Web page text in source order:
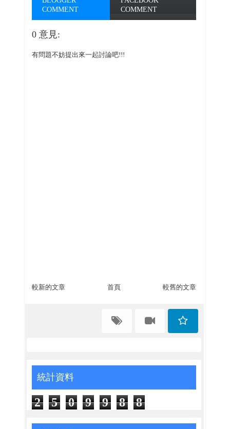
COMMENT
COMMENT
0 意見:
有問題不妨提出來一起討論吧!!!
較新的文章 較舊的文章
首頁
統計資料
2 5 0 9 9 8 8